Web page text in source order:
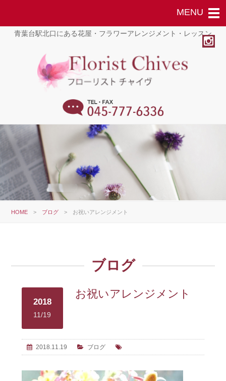
青葉台駅北口にある花屋・フラワーアレンジメント・レッスン
HOME > ブログ > お祝いアレンジメント
ブログ
2018
11/19
お祝いアレンジメント
2018.11.19 ブログ